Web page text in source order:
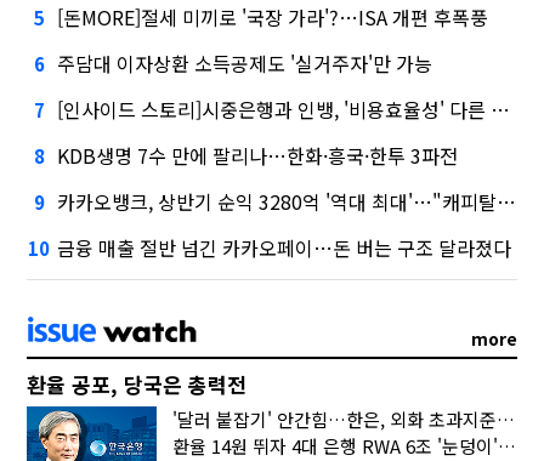
5 [돈MORE]절세 미끼로 '국장 가라'?…ISA 개편 후폭풍
6 주담대 이자상환 소득공제도 '실거주자'만 가능
7 [인사이드 스토리]시중은행과 인뱅, '비용효율성' 다른 잣대 왜?
8 KDB생명 7수 만에 팔리나…한화·흥국·한투 3파전
9 카카오뱅크, 상반기 순익 3280억 '역대 최대'…"캐피탈, 자산 1조원 이상"
10 금융 매출 절반 넘긴 카카오페이…돈 버는 구조 달라졌다
more
환율 공포, 당국은 총력전
'달러 붙잡기' 안간힘…한은, 외화 초과지준에 이자 6개월 더
환율 14원 뛰자 4대 은행 RWA 6조 '눈덩이'…2배 뛴 2분기는?